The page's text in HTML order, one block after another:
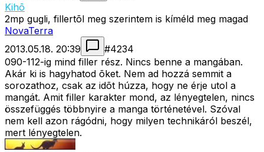
Kihō
2mp gugli, fillertõl meg szerintem is kíméld meg magad
NovaTerra
2013.05.18. 20:39
#4234
090-112-ig mind filler rész. Nincs benne a mangában.
Akár ki is hagyhatod õket. Nem ad hozzá semmit a
sorozathoz, csak az idõt húzza, hogy ne érje utol a
mangát. Amit filler karakter mond, az lényegtelen, nincs
összefüggés többnyire a manga történetével. Szóval
nem kell azon rágódni, hogy milyen technikáról beszél,
mert lényegtelen.